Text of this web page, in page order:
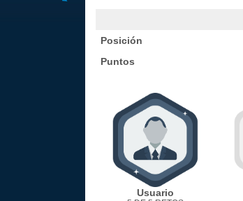
Posición
Puntos
Usuario